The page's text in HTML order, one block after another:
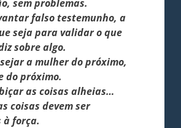
sem problemas.
falso testemunho, a
seja para validar o que
sobre algo.
a mulher do próximo,
do próximo.
as coisas alheias…
coisas devem ser
à força.